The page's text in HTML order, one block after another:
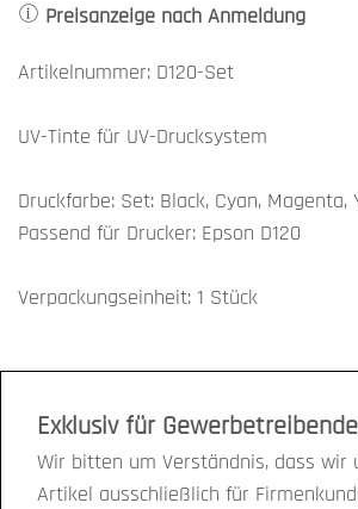
Preisanzeige nach Anmeldung
Artikelnummer: D120-Set
UV-Tinte für UV-Drucksystem
Druckfarbe: Set: Black, Cyan, Magenta,
Passend für Drucker: Epson D120
Verpackungseinheit: 1 Stück
Exklusiv für Gewerbetreibende
Wir bitten um Verständnis, dass wir
Artikel ausschließlich für